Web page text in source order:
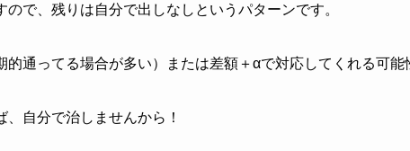
で、残りは自分で出しなしというパターンです。
的通ってる場合が多い）または差額＋αで対応してくれる可能
自分で治しませんから！